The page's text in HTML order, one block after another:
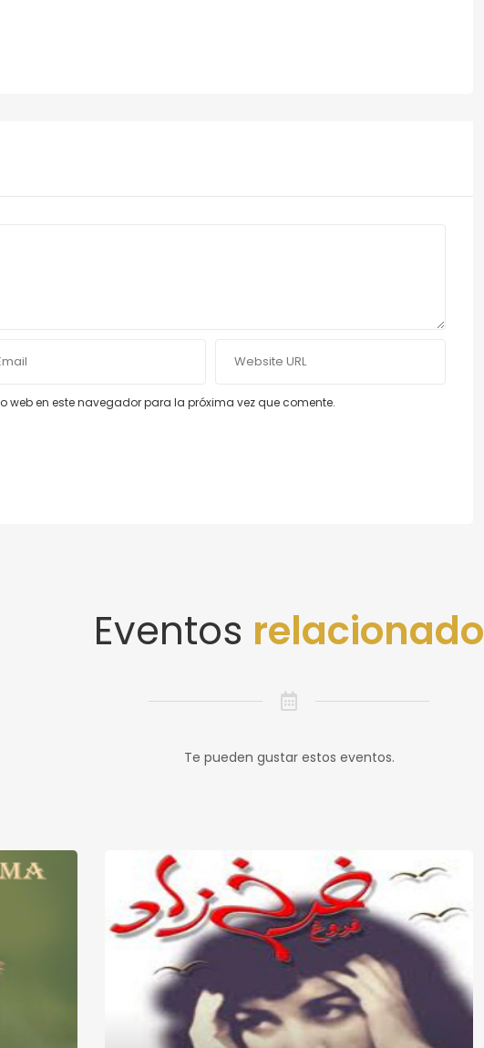
web en este navegador para la próxima vez que comente.
Eventos relacionado
Te pueden gustar estos eventos.